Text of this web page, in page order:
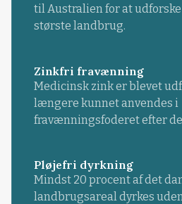
til Australien for at
største landbrug.
Zinkfri fravænning
Medicinsk zink er blevet
længere kunnet anvendes i
fravænningsfoderet efter
Pløjefri dyrkning
Mindst 20 procent af det
landbrugsareal dyrkes